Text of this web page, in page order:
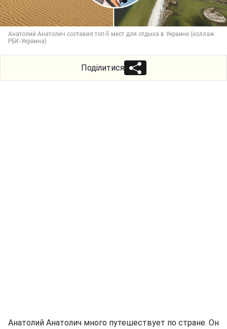
Анатолий Анатолич составил топ-5 мест для отдыха в Украине (коллаж
РБК-Украина)
Поділитися
Анатолий Анатолич много путешествует по стране. Он